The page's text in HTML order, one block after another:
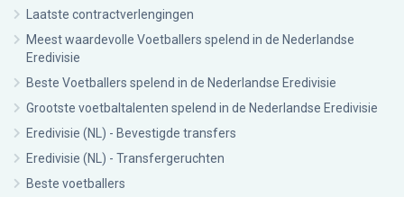
Laatste contractverlengingen
Meest waardevolle Voetballers spelend in de Nederlandse
Eredivisie
Beste Voetballers spelend in de Nederlandse Eredivisie
Grootste voetbaltalenten spelend in de Nederlandse Eredivisie
Eredivisie (NL) - Bevestigde transfers
Eredivisie (NL) - Transfergeruchten
Beste voetballers